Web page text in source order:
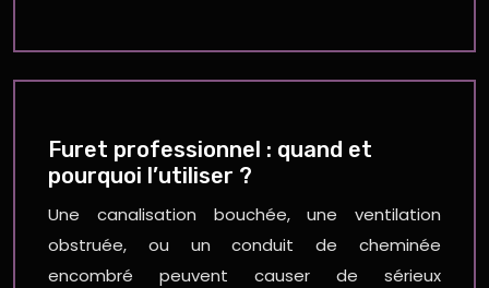
Furet professionnel : quand et
pourquoi l’utiliser ?
Une canalisation bouchée, une ventilation
obstruée, ou un conduit de cheminée
encombré peuvent causer de sérieux